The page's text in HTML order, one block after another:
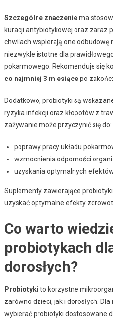
Szczególne znaczeniema
kuracji antybiotykowej oraz zaraz
chwilach wspierają one odbudowę
niezwykle istotne dla
pokarmowego. Rekomenduje się
co najmniej 3 miesiącepo
Dodatkowo, probiotyki są
ryzyka infekcji oraz kłopotów z
zażywanie może przyczynić się do:
poprawy pracy układu
wzmocnienia odporności
uzyskania optymalnych
Suplementy zawierające
uzyskać optymalne efekty
Co warto
probiotykach
dorosłych?
Probiotyki to korzystne
zarówno dzieci, jak i dorosłych.
wybierać probiotyki dostosowane